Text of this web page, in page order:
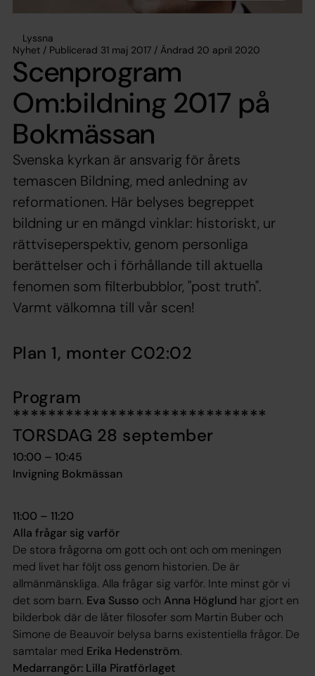
Lyssna
Nyhet / Publicerad 31 maj 2017 / Ändrad 20 april 2020
Scenprogram
Om:bildning 2017 på
Bokmässan
Svenska kyrkan är ansvarig för årets
temascen Bildning, med anledning av
reformationen. Här belyses begreppet
bildning ur en mängd vinklar: historiskt, ur
rättviseperspektiv, genom personliga
berättelser och i förhållande till aktuella
fenomen som filterbubblor, "post truth".
Varmt välkomna till vår scen!
Plan 1, monter C02:02
Program
*****************************
TORSDAG 28 september
10:00 – 10:45
Invigning Bokmässan
11:00 – 11:20
Alla frågar sig varför
De stora frågorna om gott och ont och om meningen
med livet har följt oss genom historien. De är
allmänmänskliga. Alla frågar sig varför. Inte minst gör vi
det som barn. Eva Susso och Anna Höglund har gjort en
bilderbok där de låter filosofer som Martin Buber och
Simone de Beauvoir belysa barns existentiella frågor. De
samtalar med Erika Hedenström.
Medarrangör: Lilla Piratförlaget